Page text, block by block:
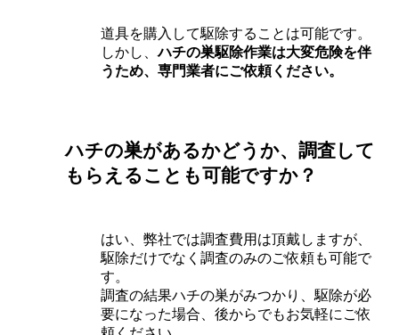
道具を購入して駆除することは可能です。
しかし、ハチの巣駆除作業は大変危険を伴
うため、専門業者にご依頼ください。
ハチの巣があるかどうか、調査して
もらえることも可能ですか？
はい、弊社では調査費用は頂戴しますが、
駆除だけでなく調査のみのご依頼も可能で
す。
調査の結果ハチの巣がみつかり、駆除が必
要になった場合、後からでもお気軽にご依